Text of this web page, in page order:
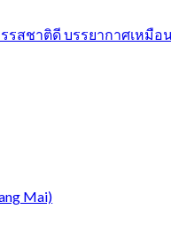
รสชาติดี บรรยากาศเหมือ
Mai)